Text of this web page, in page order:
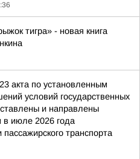
тигра» - новая книга
акта по установленным
условий государственных
и направлены
в июле 2026 года
транспорта